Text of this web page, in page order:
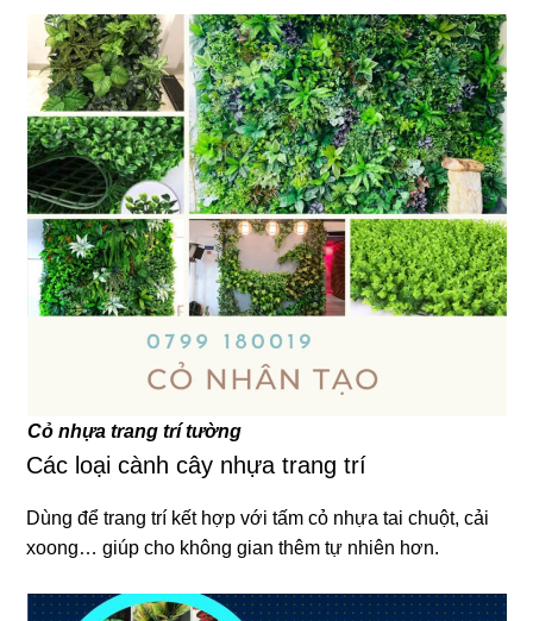
Cỏ nhựa trang trí tường
Các loại cành cây nhựa trang trí
Dùng để trang trí kết hợp với tấm cỏ nhựa tai chuột, cải
xoong… giúp cho không gian thêm tự nhiên hơn.